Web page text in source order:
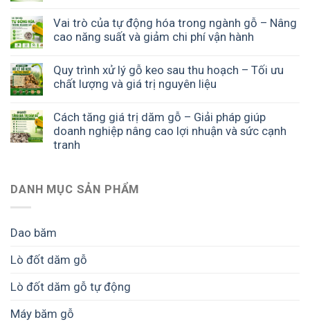
Vai trò của tự động hóa trong ngành gỗ – Nâng
cao năng suất và giảm chi phí vận hành
Quy trình xử lý gỗ keo sau thu hoạch – Tối ưu
chất lượng và giá trị nguyên liệu
Cách tăng giá trị dăm gỗ – Giải pháp giúp
doanh nghiệp nâng cao lợi nhuận và sức cạnh
tranh
DANH MỤC SẢN PHẨM
Dao băm
Lò đốt dăm gỗ
Lò đốt dăm gỗ tự động
Máy băm gỗ